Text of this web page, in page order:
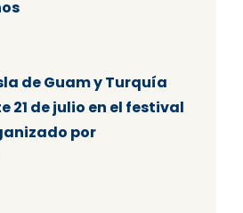
de Guam y Turquía
21 de julio en el festival
por